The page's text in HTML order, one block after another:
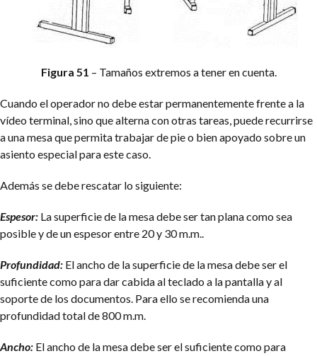
Figura 51 – Tamaños extremos a tener en cuenta.
Cuando el operador no debe estar permanentemente frente a la
vídeo terminal, sino que alterna con otras tareas, puede recurrirse
a una mesa que permita trabajar de pie o bien apoyado sobre un
asiento especial para este caso.
Además se debe rescatar lo siguiente:
Espesor: La superficie de la mesa debe ser tan plana como sea
posible y de un espesor entre 20 y 30 m.m..
Profundidad: El ancho de la superficie de la mesa debe ser el
suficiente como para dar cabida al teclado a la pantalla y al
soporte de los documentos. Para ello se recomienda una
profundidad total de 800 m.m.
Ancho: El ancho de la mesa debe ser el suficiente como para